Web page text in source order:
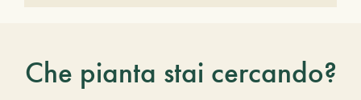
Che pianta stai cercando?